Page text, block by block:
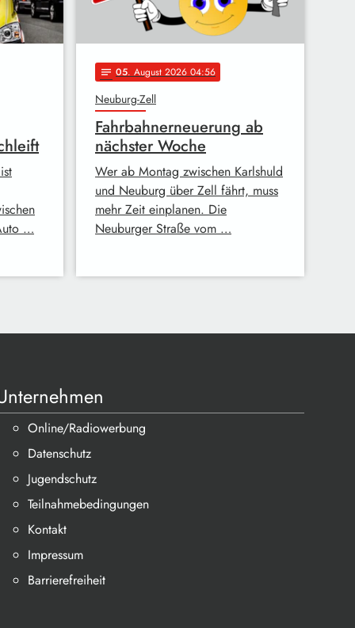
…
notes 05. August 2026 04:56
Neuburg-Zell
Fahrbahnerneuerung ab
nächster Woche
Wer ab Montag zwischen Karlshuld
und Neuburg über Zell fährt, muss
mehr Zeit einplanen. Die
Neuburger Straße vom …
Online/Radiowerbung
Datenschutz
Jugendschutz
Teilnahmebedingungen
Kontakt
Impressum
Barrierefreiheit